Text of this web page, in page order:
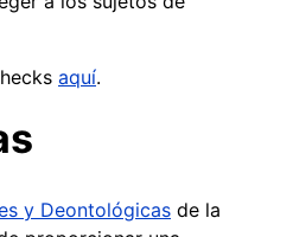
aquí.
y Deontológicas de la